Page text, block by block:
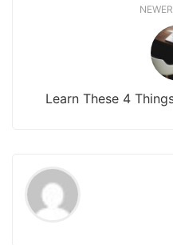
Learn These 4